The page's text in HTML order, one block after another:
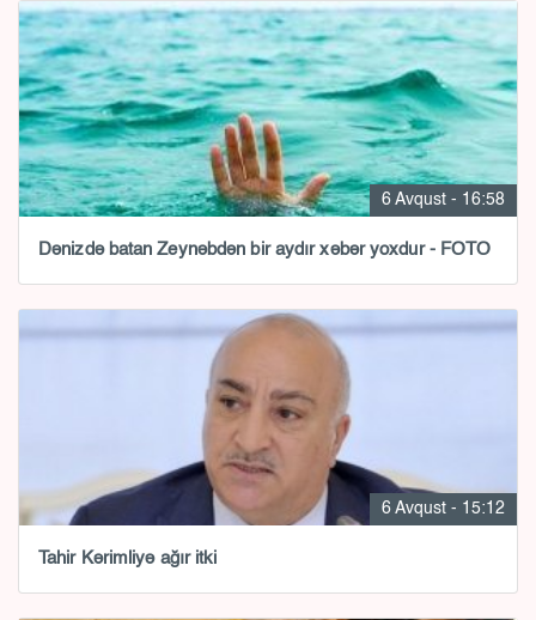
6 Avqust - 16:58
Dənizdə batan Zeynəbdən bir aydır xəbər yoxdur - FOTO
6 Avqust - 15:12
Tahir Kərimliyə ağır itki